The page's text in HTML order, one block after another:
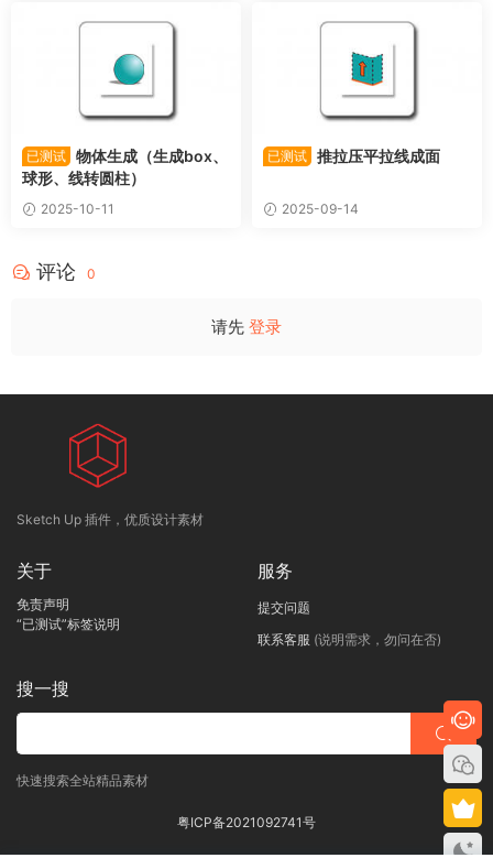
已测试 物体生成（生成box、
球形、线转圆柱）
2025-10-11
已测试 推拉压平拉线成面
2025-09-14
评论 0
请先 登录
Sketch Up 插件，优质设计素材
关于
免责声明
“已测试”标签说明
服务
提交问题
联系客服 (说明需求，勿问在否)
搜一搜
快速搜索全站精品素材
粤ICP备2021092741号